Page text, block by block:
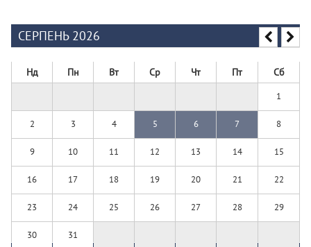
СЕРПЕНЬ 2026
Нд Пн Вт Ср Чт Пт Сб
1
2 3 4 5 6 7 8
9 10 11 12 13 14 15
16 17 18 19 20 21 22
23 24 25 26 27 28 29
30 31